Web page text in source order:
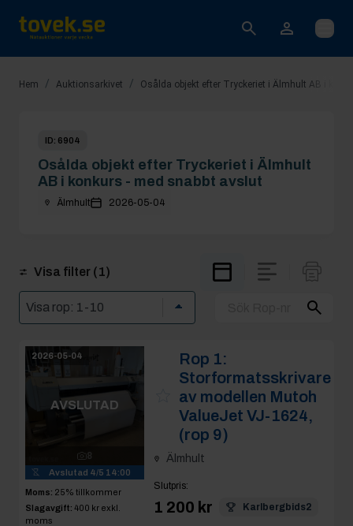
Öppna
Hem / Auktionsarkivet / Osålda objekt efter Tryckeriet i Älmhult AB i
ID: 6904
Osålda objekt efter Tryckeriet i Älmhult
AB i konkurs - med snabbt avslut
Älmhult 2026-05-04
Visa filter (1)
2026-05-04
AVSLUTAD
8
Avslutad 4/5 14:00
Moms: 25% tillkommer
Slagavgift: 400 kr exkl.
moms
Rop 1:
Storformatsskrivare
av modellen Mutoh
ValueJet VJ-1624,
(rop 9)
Älmhult
Slutpris:
1 200 kr Karlbergbids2